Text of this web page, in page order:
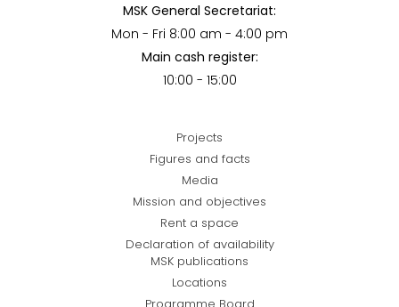
MSK General Secretariat:
Mon - Fri 8:00 am - 4:00 pm
Main cash register:
10:00 - 15:00
Projects
Figures and facts
Media
Mission and objectives
Rent a space
Declaration of availability
MSK publications
Locations